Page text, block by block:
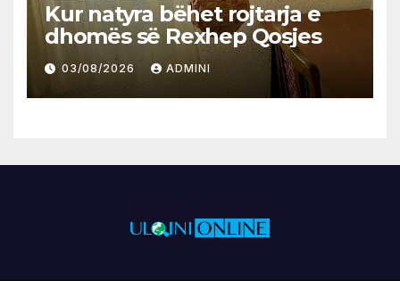
Kur natyra bëhet rojtarja e
dhomës së Rexhep Qosjes
03/08/2026 ADMINI